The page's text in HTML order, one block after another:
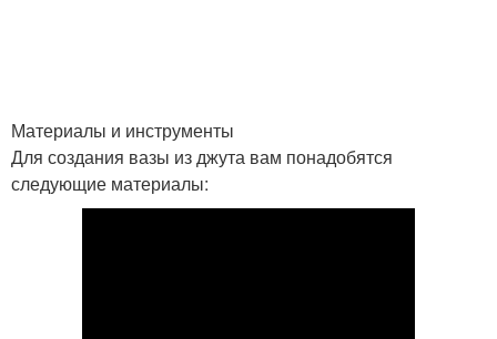
Материалы и инструменты
Для создания вазы из джута вам понадобятся
следующие материалы: